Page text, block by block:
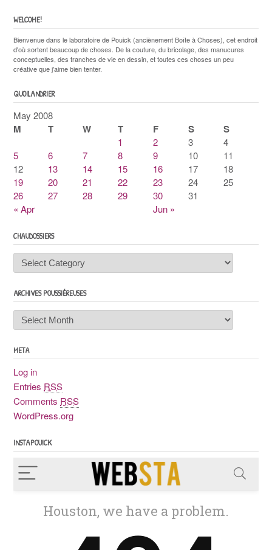
WELCOME!
Bienvenue dans le laboratoire de Pouick (anciènement Boîte à Choses), cet endroit
d'où sortent beaucoup de choses. De la couture, du bricolage, des manucures
conceptuelles, des tranches de vie en dessin, et toutes ces choses un peu
créative que j'aime bien tenter.
QUOILANDRIER
May 2008
M T W T F S S
« Apr Jun »
1 2 3
4
5
6 7 8 9 10
11
12
13 14 15 16 17
18
19
20 21 22 23 24
25
26
27 28 29 30 31
CHAUDOSSIERS
Chaudossiers
ARCHIVES POUSSIÉREUSES
Archives
poussiéreuses
META
Log in
Entries RSS
Comments RSS
WordPress.org
INSTAPOUICK